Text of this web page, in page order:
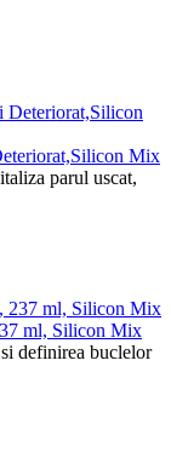
Mix
parul uscat,
ml, Silicon Mix
definirea buclelor